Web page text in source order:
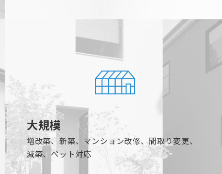
大規模
増改築、新築、マンション改修、間取り変更、
減築、ペット対応